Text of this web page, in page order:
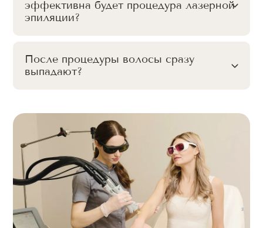
эффективна будет процедура лазерной
эпиляции?
После процедуры волосы сразу
выпадают?